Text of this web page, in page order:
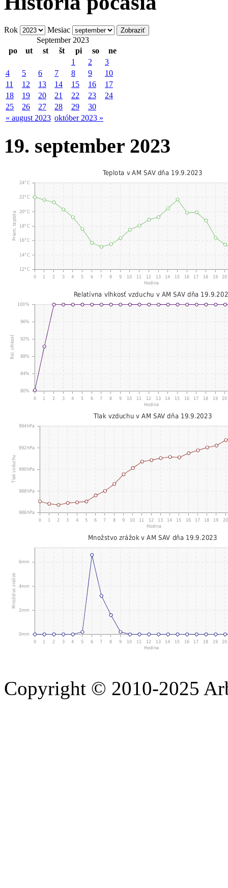
Rok
Mesiac
September 2023
po
ut st št pi so ne
« august 2023 október 2023 »
1 2
3
4
5 6 7 8 9
10
11
12 13 14 15 16
17
18
19 20 21 22 23
24
25
26 27 28 29 30
19. september 2023
Copyright © 2010-2025